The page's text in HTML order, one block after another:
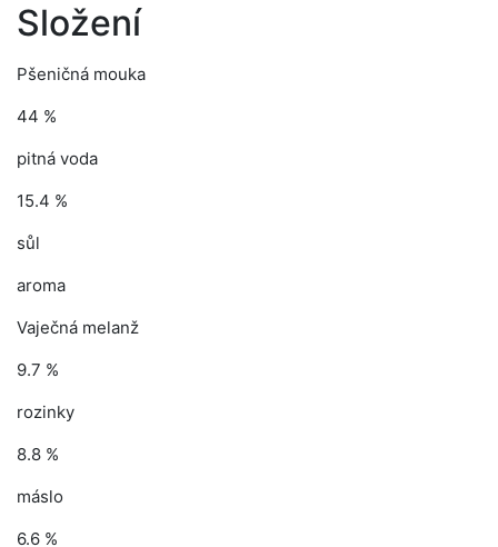
Složení
Pšeničná mouka
44 %
pitná voda
15.4 %
sůl
aroma
Vaječná melanž
9.7 %
rozinky
8.8 %
máslo
6.6 %